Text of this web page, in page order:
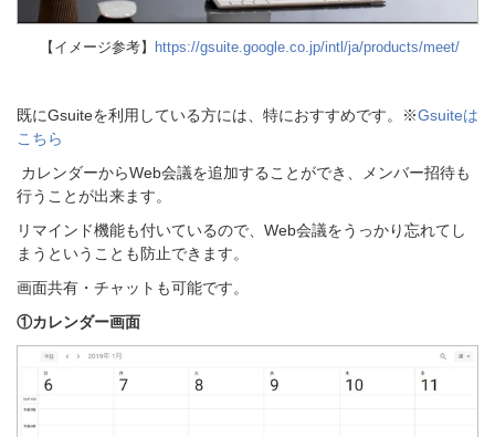
【イメージ参考】 https://gsuite.google.co.jp/intl/ja/products/meet/
既にGsuiteを利用している方には、特におすすめです。※Gsuiteは
こちら
カレンダーからWeb会議を追加することができ、メンバー招待も
行うことが出来ます。
リマインド機能も付いているので、Web会議をうっかり忘れてし
まうということも防止できます。
画面共有・チャットも可能です。
①カレンダー画面